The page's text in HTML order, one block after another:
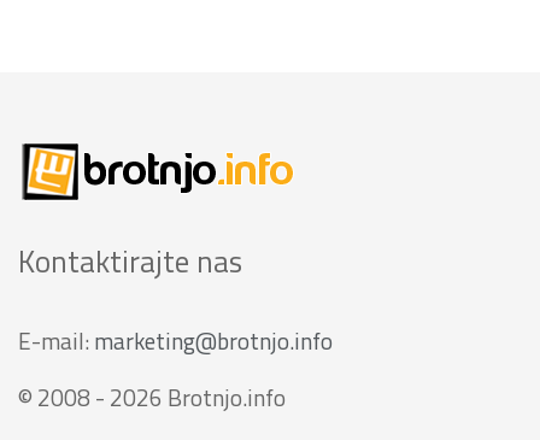
Kontaktirajte nas
E-mail: marketing@brotnjo.info
© 2008 - 2026 Brotnjo.info